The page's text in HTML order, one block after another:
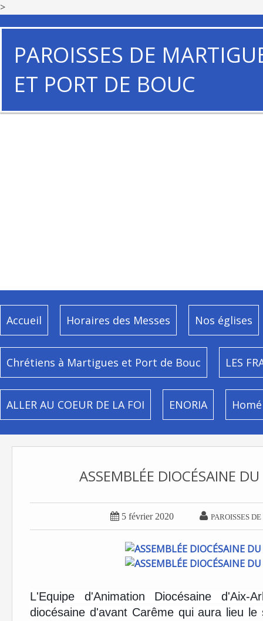
>
PAROISSES DE
ET PORT DE BOUC
Accueil Horaires des Messes Nos églises
Chrétiens à Martigues et Port de Bouc LES
ALLER AU COEUR DE LA FOI ENORIA
ASSEMBLÉE DIOCÉSAINE
 5 février 2020  PAROISSES
L'Equipe d'Animation Diocésaine
diocésaine d'avant Carême qui aura lieu